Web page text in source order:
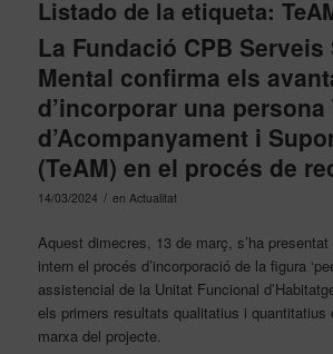
Listado de la etiqueta:
La Fundació CPB Serveis
Mental confirma els
d’incorporar una persona
d’Acompanyament i
(TeAM) en el procés de
14/03/2024 / en Actualitat
Aquest dimecres, 13 de març, s’ha
intern el procés d’incorporació de la figura
assistencial de la Unitat Funcional
els primers resultats qualitatius i quantitatius
marxa del projecte.